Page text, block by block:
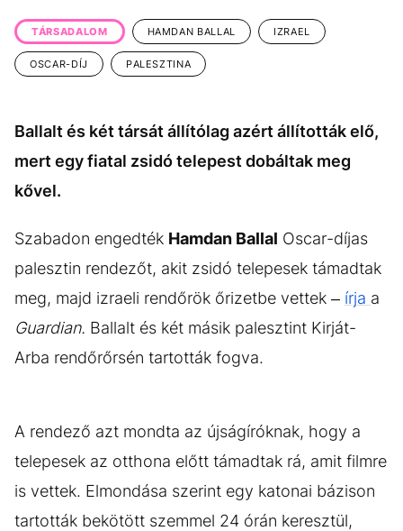
VIDEÓ TÖRTÉNETEK
GASZTRO
TÁRSADALOM HAMDAN BALLAL IZRAEL
OSCAR-DÍJ PALESZTINA
Ballalt és két társát állítólag azért állították elő,
mert egy fiatal zsidó telepest dobáltak meg
kővel.
Szabadon engedték Hamdan Ballal Oscar-díjas
palesztin rendezőt, akit zsidó telepesek támadtak
meg, majd izraeli rendőrök őrizetbe vettek – írja a
Guardian. Ballalt és két másik palesztint Kirját-
Arba rendőrőrsén tartották fogva.
A rendező azt mondta az újságíróknak, hogy a
telepesek az otthona előtt támadtak rá, amit filmre
is vettek. Elmondása szerint egy katonai bázison
tartották bekötött szemmel 24 órán keresztül,